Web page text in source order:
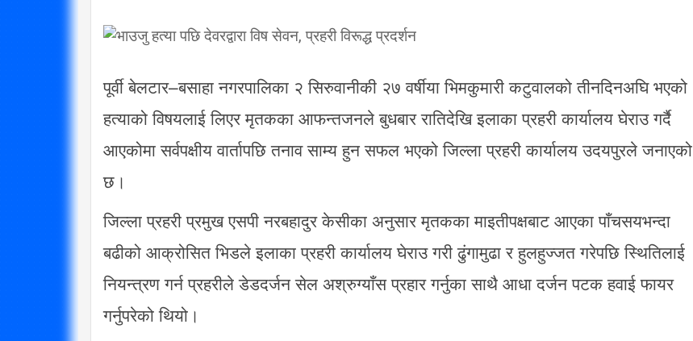
पूर्वी बेलटार–बसाहा नगरपालिका २ सिरुवानीकी २७ वर्षीया भिमकुमारी कटुवालको तीनदिनअघि भएको
हत्याको विषयलाई लिएर मृतकका आफन्तजनले बुधबार रातिदेखि इलाका प्रहरी कार्यालय घेराउ गर्दै
आएकोमा सर्वपक्षीय वार्तापछि तनाव साम्य हुन सफल भएको जिल्ला प्रहरी कार्यालय उदयपुरले जनाएको
छ।
जिल्ला प्रहरी प्रमुख एसपी नरबहादुर केसीका अनुसार मृतकका माइतीपक्षबाट आएका पाँचसयभन्दा
बढीको आक्रोसित भिडले इलाका प्रहरी कार्यालय घेराउ गरी ढुंगामुढा र हुलहुज्जत गरेपछि स्थितिलाई
नियन्त्रण गर्न प्रहरीले डेडदर्जन सेल अश्रुग्याँस प्रहार गर्नुका साथै आधा दर्जन पटक हवाई फायर
गर्नुपरेको थियो।